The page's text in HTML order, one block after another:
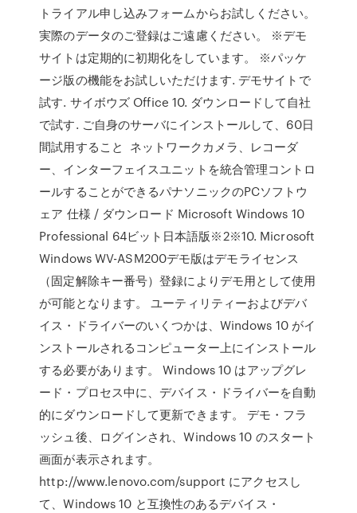
トライアル申し込みフォームからお試しください。
実際のデータのご登録はご遠慮ください。 ※デモ
サイトは定期的に初期化をしています。 ※パッケ
ージ版の機能をお試しいただけます. デモサイトで
試す. サイボウズ Office 10. ダウンロードして自社
で試す. ご自身のサーバにインストールして、60日
間試用すること ネットワークカメラ、レコーダ
ー、インターフェイスユニットを統合管理コントロ
ールすることができるパナソニックのPCソフトウ
ェア 仕様 / ダウンロード Microsoft Windows 10
Professional 64ビット日本語版※2※10. Microsoft
Windows WV-ASM200デモ版はデモライセンス
（固定解除キー番号）登録によりデモ用として使用
が可能となります。 ユーティリティーおよびデバ
イス・ドライバーのいくつかは、Windows 10 がイ
ンストールされるコンピューター上にインストール
する必要があります。 Windows 10 はアップグレ
ード・プロセス中に、デバイス・ドライバーを自動
的にダウンロードして更新できます。 デモ・フラ
ッシュ後、ログインされ、Windows 10 のスタート
画面が表示されます。
http://www.lenovo.com/support にアクセスし
て、Windows 10 と互換性のあるデバイス・